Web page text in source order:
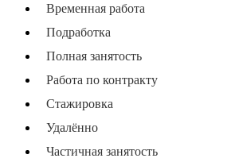
Временная работа
Подработка
Полная занятость
Работа по контракту
Стажировка
Удалённо
Частичная занятость